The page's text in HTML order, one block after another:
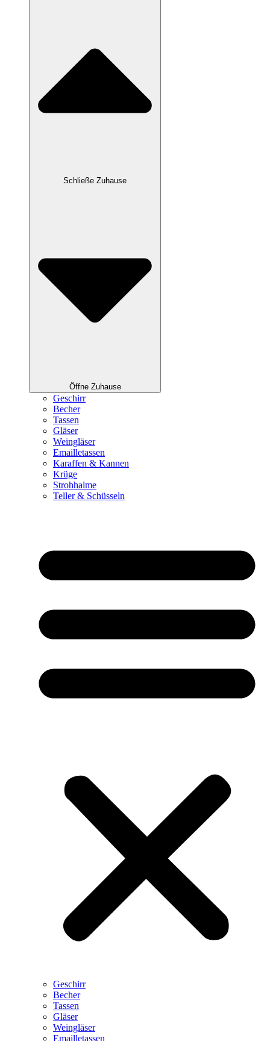
Schließe Zuhause
Öffne Zuhause
Geschirr
Becher
Tassen
Gläser
Weingläser
Emailletassen
Karaffen & Kannen
Krüge
Strohhalme
Teller & Schüsseln
Geschirr
Becher
Tassen
Gläser
Weingläser
Emailletassen